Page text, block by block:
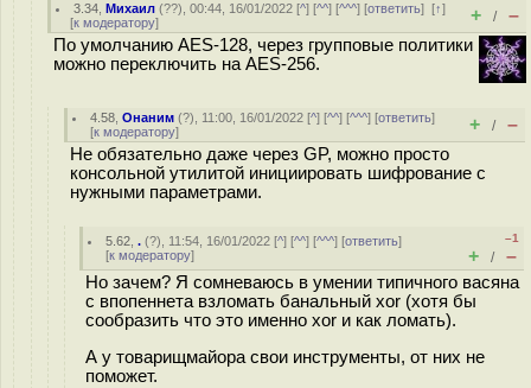
3.34 ,Михаил (??), 00:44, 16/01/2022 [^] [^^] [^^^] [ответить][↑]
[к модератору] + / –
По умолчанию AES-128, через групповые политики
можно переключить на AES-256.
4.58 ,Онаним (?), 11:00, 16/01/2022 [^] [^^] [^^^] [ответить]
[к модератору] + / –
Не обязательно даже через GP, можно просто
консольной утилитой инициировать шифрование с
нужными параметрами.
5.62 ,. (?), 11:54, 16/01/2022 [^] [^^] [^^^] [ответить]
[к модератору]
–1
+ / –
Но зачем? Я сомневаюсь в умении типичного васяна
с впопеннета взломать банальный xor (хотя бы
сообразить что это именно xor и как ломать).
А у товарищмайора свои инструменты, от них не
поможет.